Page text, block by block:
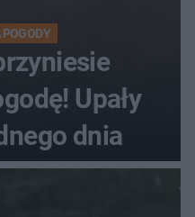
Upały
dnia